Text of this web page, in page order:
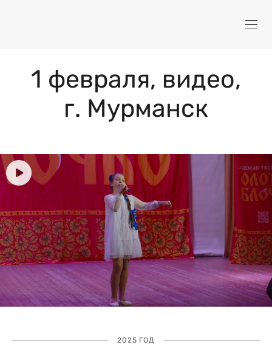
1 февраля, видео,
г. Мурманск
2025 ГОД